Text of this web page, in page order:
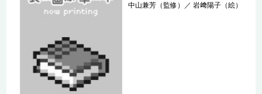
中山兼芳（監修） ／岩﨑陽子（絵）